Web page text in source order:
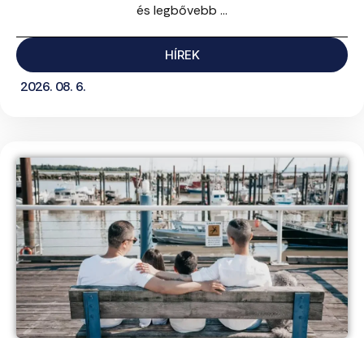
és legbővebb ...
HÍREK
2026. 08. 6.